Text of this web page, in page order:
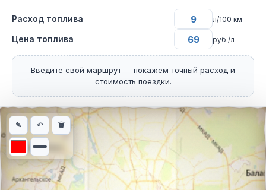
Расход топлива л/100 км
Цена топлива руб./л
Введите свой маршрут — покажем точный расход и
стоимость поездки.
Интерактивная карта автомобильного маршрута из города
✎ ↶ 🗑